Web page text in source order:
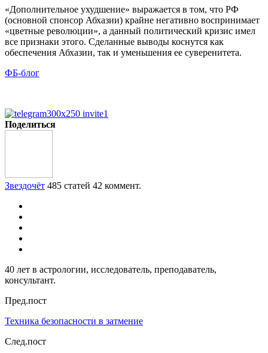
«Дополнительное ухудшение» выражается в том, что РФ
(основной спонсор Абхазии) крайне негативно воспринимает
«цветные революции», а данный политический кризис имел
все признаки этого. Сделанные выводы коснутся как
обеспечения Абхазии, так и уменьшения ее суверенитета.
ФБ-блог
Поделиться
Звездочёт 485 статей 42 коммент.
40 лет в астрологии, исследователь, преподаватель,
консультант.
Пред.пост
Техника безопасности в затмение
След.пост